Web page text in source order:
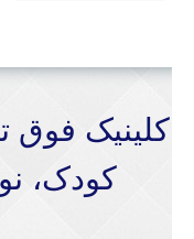
کلینیک فوق
کودک،